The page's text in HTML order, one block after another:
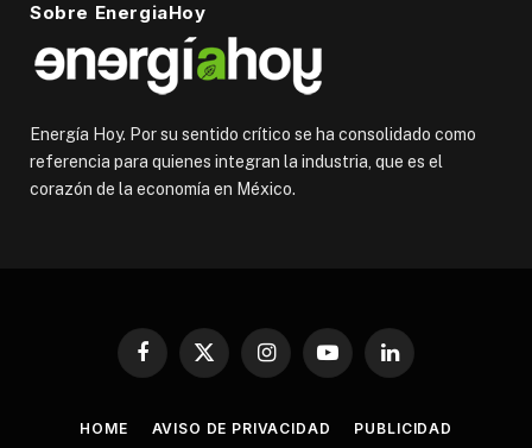
Sobre EnergiaHoy
Energía Hoy. Por su sentido crítico se ha consolidado como
referencia para quienes integran la industria, que es el
corazón de la economía en México.
Facebook
X
InstagramYouTubeLinkedIn
HOME AVISO DE PRIVACIDAD PUBLICIDAD